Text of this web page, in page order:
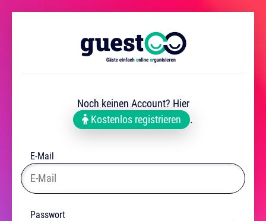
Noch keinen Account? Hier
Kostenlos registrieren
.
E-Mail
Passwort